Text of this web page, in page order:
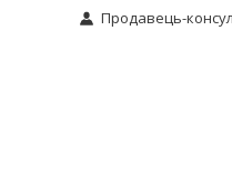
Продавець-